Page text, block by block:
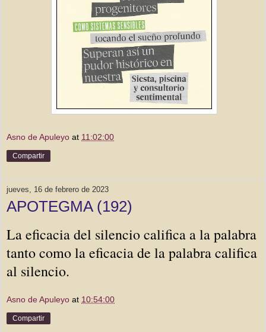
Asno de Apuleyo at 11:02:00
Compartir
jueves, 16 de febrero de 2023
APOTEGMA (192)
La eficacia del silencio califica a la palabra
tanto como la eficacia de la palabra califica
al silencio.
Asno de Apuleyo at 10:54:00
Compartir